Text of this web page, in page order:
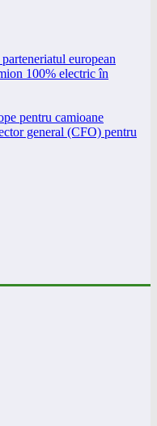
european
100% electric în
pentru camioane
general (CFO) pentru